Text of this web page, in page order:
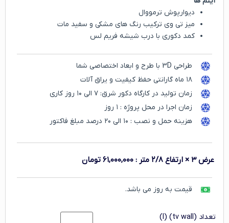
دیوارپوش ترمووال
میز تی وی ترکیب رنگ های مشکی و سفید مات
کمد دکوری با درب شیشه فریم لس
طراحی 3D با طرح و ابعاد اختصاصی شما
۱۸ ماه گارانتی حفظ کیفیت و یراق آلات
زمان تولید در کارگاه دکور شرق: ۷ الی ۱۰ روز کاری
زمان اجرا در محل پروژه : ۱ روز
هزینه حمل و نصب : ۱۰ الی ۲۰ درصد مبلغ فاکتور
عرض ۳ × ارتفاع ۲/۸ متر : ۶۱,۰۰۰,۰۰۰ تومان
قیمت به روز می باشد.
تعداد (tv wall) (l)